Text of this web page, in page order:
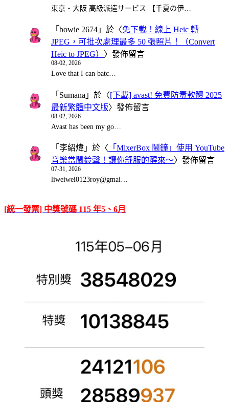
東京・大阪 高級派遣サービス 【千夏の伊…
「 bowie 2674 」於〈免下載！線上 Heic 轉
JPEG，可批次處理最多 50 張照片！（Convert
Heic to JPEG） 〉發佈留言
08-02, 2026
Love that I can batc…
「 Sumana 」於〈[下載] avast! 免費防毒軟體 2025
最新繁體中文版〉發佈留言
08-02, 2026
Avast has been my go…
「 李紹煒 」於〈 「MixerBox 鬧鐘」使用 YouTube
音樂當鬧鈴聲！讓你舒服的醒來～〉發佈留言
07-31, 2026
liweiwei0123roy@gmai…
[統一發票] 中獎號碼 115 年5、6月